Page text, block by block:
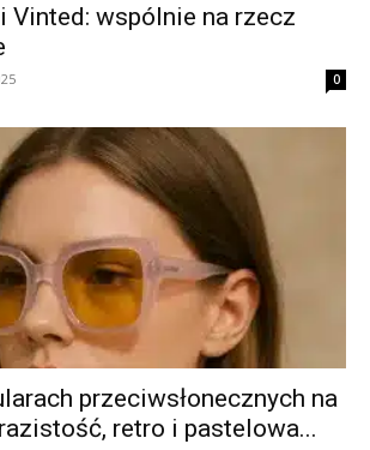
Vinted: wspólnie na rzecz
0
przeciwsłonecznych na
retro i pastelowa...